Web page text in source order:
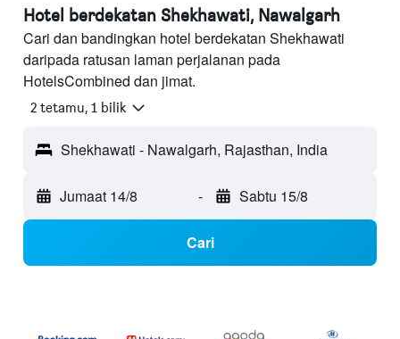
Hotel berdekatan Shekhawati, Nawalgarh
Cari dan bandingkan hotel berdekatan Shekhawati
daripada ratusan laman perjalanan pada
HotelsCombined dan jimat.
2 tetamu, 1 bilik
Shekhawati - Nawalgarh, Rajasthan, India
Jumaat 14/8 - Sabtu 15/8
Cari